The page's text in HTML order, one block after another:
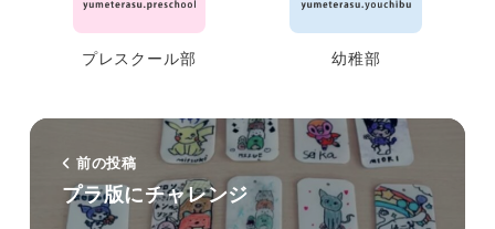
プレスクール部 幼稚部
前の投稿
プラ版にチャレンジ